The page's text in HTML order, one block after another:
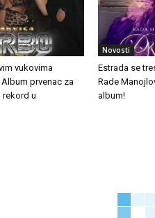
vukovima
prvenac za
rekord u
Novosti
Estrada se
Rade
album!